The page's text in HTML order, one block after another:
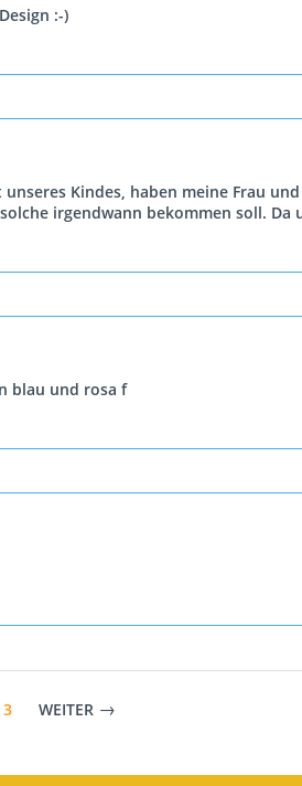
:-)
Kindes, haben meine Frau
irgendwann bekommen soll.
blau und rosa f
3 WEITER